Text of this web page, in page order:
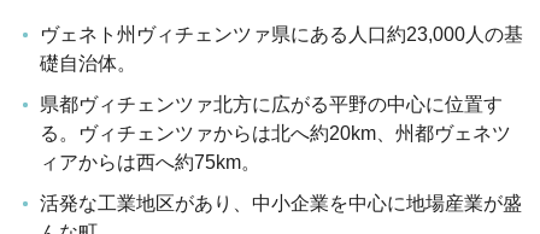
ヴェネト州ヴィチェンツァ県にある人口約23,000人の基
礎自治体。
県都ヴィチェンツァ北方に広がる平野の中心に位置す
る。ヴィチェンツァからは北へ約20km、州都ヴェネツ
ィアからは西へ約75km。
活発な工業地区があり、中小企業を中心に地場産業が盛